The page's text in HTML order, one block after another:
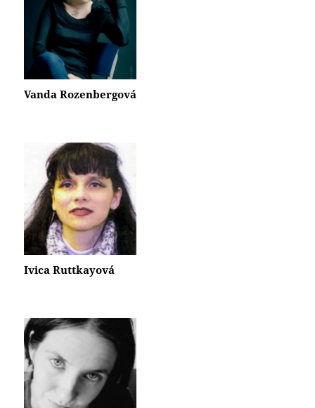
Vanda Rozenbergová
Ivica Ruttkayová